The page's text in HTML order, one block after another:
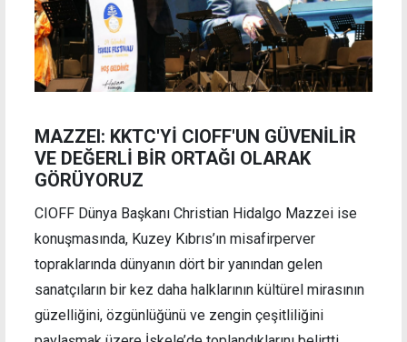
MAZZEI: KKTC'Yİ CIOFF'UN GÜVENİLİR
VE DEĞERLİ BİR ORTAĞI OLARAK
GÖRÜYORUZ
CIOFF Dünya Başkanı Christian Hidalgo Mazzei ise
konuşmasında, Kuzey Kıbrıs’ın misafirperver
topraklarında dünyanın dört bir yanından gelen
sanatçıların bir kez daha halklarının kültürel mirasının
güzelliğini, özgünlüğünü ve zengin çeşitliliğini